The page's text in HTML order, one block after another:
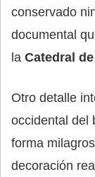
conservado
documental
la Catedral
Otro detalle
occidental del
forma
decoración